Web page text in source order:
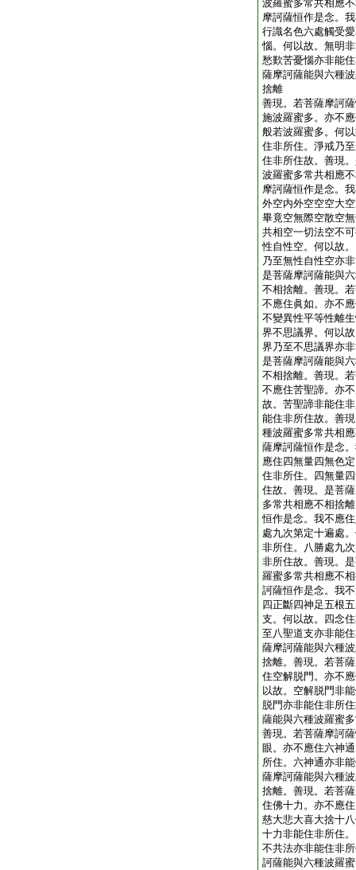
波羅蜜多常共相應
摩訶薩恒作是念。
行識名色六處觸受
惱。何以故。無明
愁歎苦憂惱亦非能
薩摩訶薩能與六種
捨離
善現。若菩薩摩訶
施波羅蜜多。亦不
般若波羅蜜多。何
住非所住。淨戒乃
住非所住故。善現
波羅蜜多常共相應
摩訶薩恒作是念。
外空内外空空空大
畢竟空無際空散空
共相空一切法空不
性自性空。何以故
乃至無性自性空亦
是菩薩摩訶薩能與
不相捨離。善現。
不應住眞如。亦不
不變異性平等性離
界不思議界。何以
界乃至不思議界亦
是菩薩摩訶薩能與
不相捨離。善現。
不應住苦聖諦。亦
故。苦聖諦非能住
能住非所住故。善
種波羅蜜多常共相
薩摩訶薩恒作是念
應住四無量四無色
住非所住。四無量
住故。善現。是菩
多常共相應不相捨
恒作是念。我不應
處九次第定十遍處
非所住。八勝處九
非所住故。善現。
羅蜜多常共相應不
訶薩恒作是念。我
四正斷四神足五根
支。何以故。四念
至八聖道支亦非能
薩摩訶薩能與六種
捨離。善現。若菩
住空解脱門。亦不
以故。空解脱門非
脱門亦非能住非所
薩能與六種波羅蜜
善現。若菩薩摩訶
眼。亦不應住六神
所住。六神通亦非
薩摩訶薩能與六種
捨離。善現。若菩
住佛十力。亦不應
慈大悲大喜大捨十
十力非能住非所住
不共法亦非能住非
訶薩能與六種波羅